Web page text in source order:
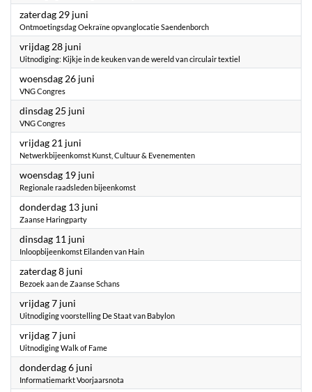
zaterdag 29 juni
Ontmoetingsdag Oekraïne opvanglocatie Saendenborch
vrijdag 28 juni
Uitnodiging: Kijkje in de keuken van de wereld van circulair textiel
woensdag 26 juni
VNG Congres
dinsdag 25 juni
VNG Congres
vrijdag 21 juni
Netwerkbijeenkomst Kunst, Cultuur & Evenementen
woensdag 19 juni
Regionale raadsleden bijeenkomst
donderdag 13 juni
Zaanse Haringparty
dinsdag 11 juni
Inloopbijeenkomst Eilanden van Hain
zaterdag 8 juni
Bezoek aan de Zaanse Schans
vrijdag 7 juni
Uitnodiging voorstelling De Staat van Babylon
vrijdag 7 juni
Uitnodiging Walk of Fame
donderdag 6 juni
Informatiemarkt Voorjaarsnota